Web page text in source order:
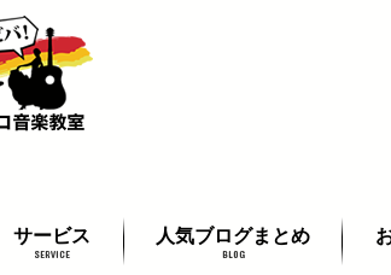
サービス
SERVICE
人気ブログまとめ
BLOG